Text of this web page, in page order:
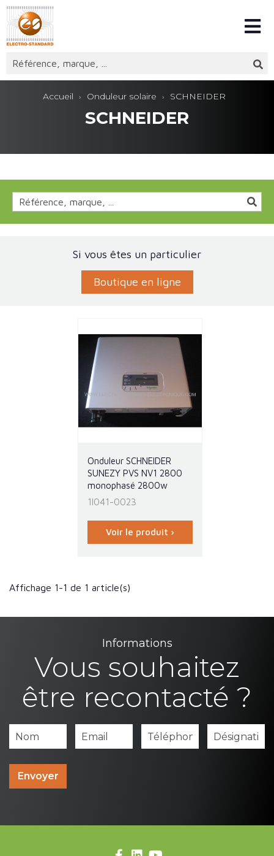
Accueil Onduleur solaire SCHNEIDER
SCHNEIDER
Si vous êtes un particulier
Boutique en ligne
Onduleur SCHNEIDER
SUNEZY PVS NV1 2800
monophasé 2800w
1I041-0023
Voir le produit ›
Affichage 1-1 de 1 article(s)
Informations
Vous souhaitez
être recontacté ?
Envoyer